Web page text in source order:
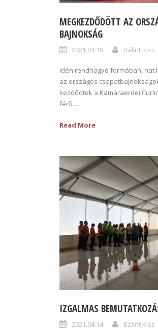
MEGKEZDŐDÖTT AZ
BAJNOKSÁG
2021.04.19 Bálint Kiss
Idén rendhagyó formában,
az országos
kezdődtek a Kamaraerdei
férfi...
Read More
IZGALMAS
2021.04.14 Bálint Kiss